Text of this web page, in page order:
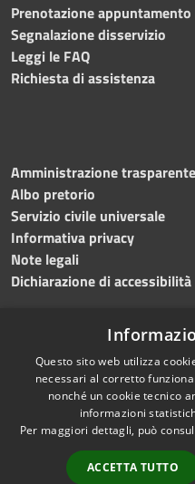
Prenotazione appuntamento
Segnalazione disservizio
Leggi le FAQ
Richiesta di assistenza
Amministrazione trasparente
Albo pretorio
Servizio civile universale
Informativa privacy
Note legali
Dichiarazione di accessibilità
RSS
Accessibilità
Cookie
Mappa del sito
Difensore civico
Questo sito web utilizza
necessari al corretto
nonché un cookie tecnico
informazioni
Per maggiori dettagli, può
ACCETTA TUTTO